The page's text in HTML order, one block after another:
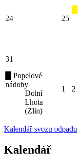
24 25
31
Popelové
nádoby
Dolní
Lhota
(Zlín)
1 2
Kalendář svozu odpadu
Kalendář